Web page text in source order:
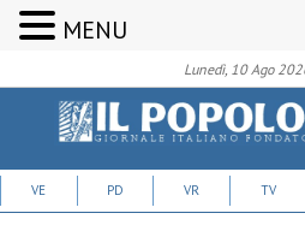
Lunedì, 10 Ago
VE PD VR TV
MENU